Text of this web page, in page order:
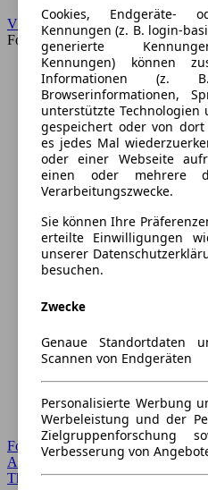
VW
Forum
Forum Startseite
Alle Auto-Foren
Themen-Forum
Cookies, Endgeräte-
Kennungen (z. B. login-
generierte
Kennungen) können
Informationen (z.
Browserinformationen,
unterstützte Technologien
gespeichert oder von
es jedes Mal
oder einer Webseite
einen oder mehrere
Verarbeitungszwecke.
Sie können Ihre
erteilte Einwilligungen
unserer
besuchen.
Zwecke
Genaue Standortdaten
Scannen von Endgeräten
Personalisierte Werbung
Werbeleistung und der
Zielgruppenforschung
Verbesserung von